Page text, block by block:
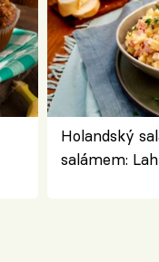
Holandský
salámem: